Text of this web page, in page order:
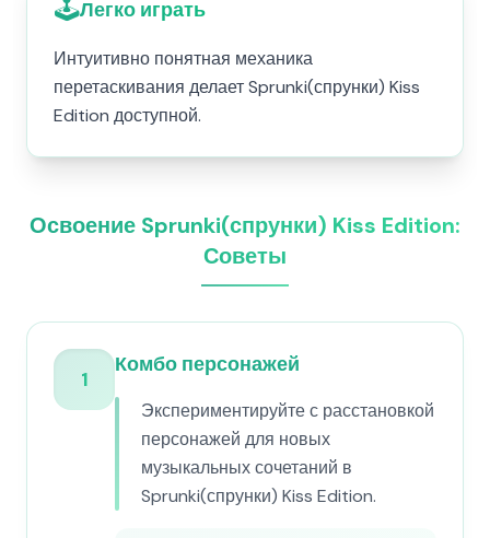
🕹️Легко играть
Интуитивно понятная механика
перетаскивания делает Sprunki(спрунки) Kiss
Edition доступной.
Освоение Sprunki(спрунки) Kiss Edition:
Советы
1
Комбо персонажей
Экспериментируйте с расстановкой
персонажей для новых
музыкальных сочетаний в
Sprunki(спрунки) Kiss Edition.